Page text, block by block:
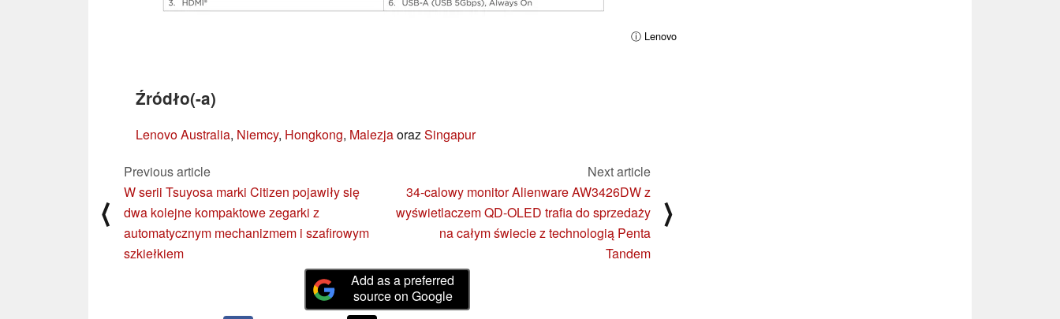
ⓘ Lenovo
Źródło(-a)
Lenovo Australia, Niemcy, Hongkong, MalezjaorazSingapur
⟨
Previous article
W serii Tsuyosa marki Citizen pojawiły się
dwa kolejne kompaktowe zegarki z
automatycznym mechanizmem i szafirowym
szkiełkiem
Next article
34-calowy monitor Alienware AW3426DW z
wyświetlaczem QD-OLED trafia do sprzedaży
na całym świecie z technologią Penta
Tandem
⟩
Add as a preferred
source on Google